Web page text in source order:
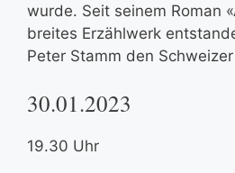
wurde. Seit seinem Roman
breites Erzählwerk
Peter Stamm den
30.01.2023
19.30 Uhr